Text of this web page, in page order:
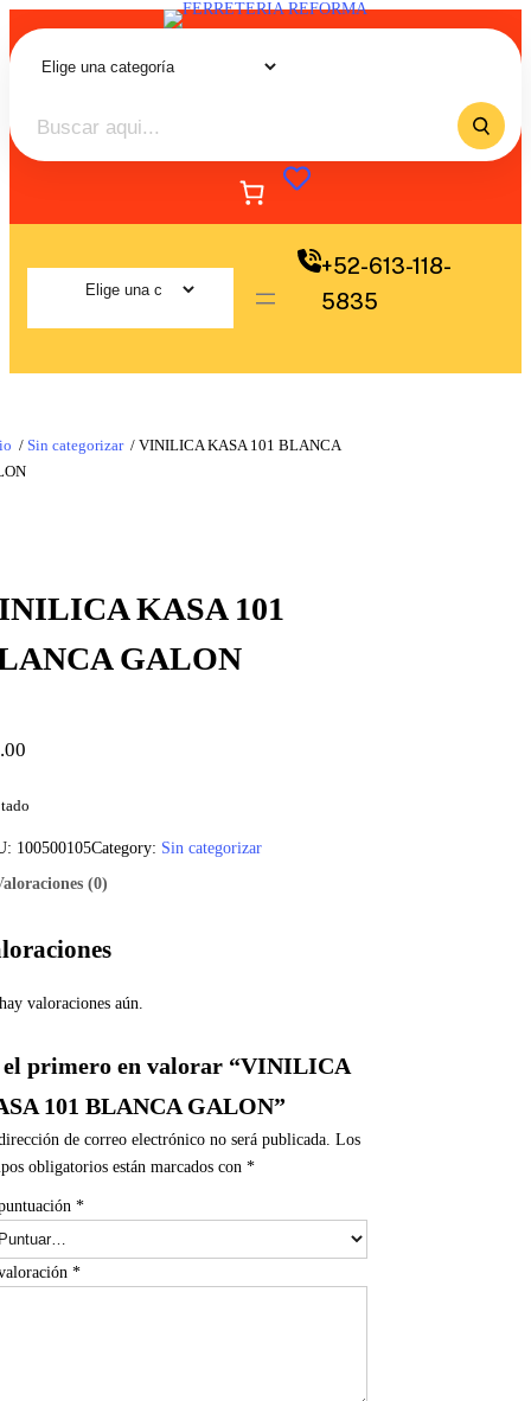
+52-613-118-
5835
/ Sin categorizar / VINILICA KASA 101 BLANCA
KASA 101
GALON
100500105Category: Sin categorizar
(0)
valoraciones aún.
el primero en valorar “VINILICA
101 BLANCA GALON”
de correo electrónico no será publicada. Los
obligatorios están marcados con *
*
*